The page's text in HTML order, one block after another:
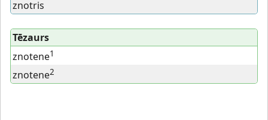
znotris
Tēzaurs
znotene1
znotene2